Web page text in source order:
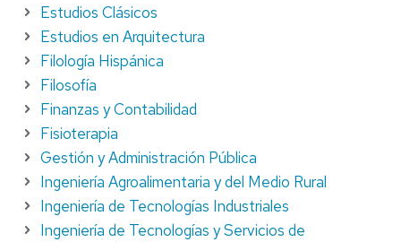
Estudios Clásicos
Estudios en Arquitectura
Filología Hispánica
Filosofía
Finanzas y Contabilidad
Fisioterapia
Gestión y Administración Pública
Ingeniería Agroalimentaria y del Medio Rural
Ingeniería de Tecnologías Industriales
Ingeniería de Tecnologías y Servicios de